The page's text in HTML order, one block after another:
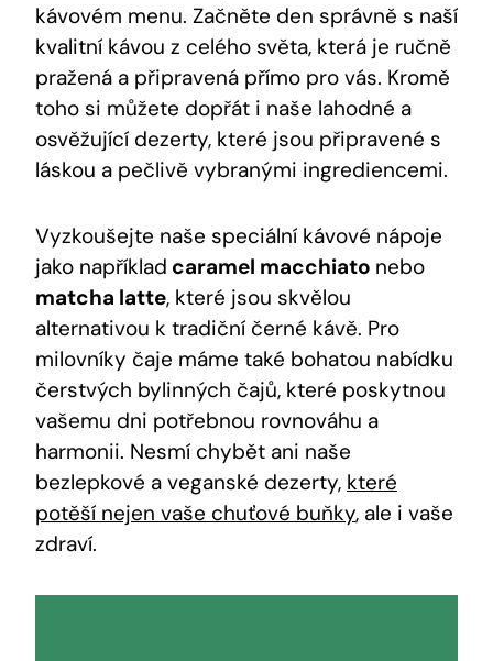
kávovém menu. Začněte den správně s naší
kvalitní kávou z celého světa, která je ručně
pražená a připravená přímo pro vás. Kromě
toho si můžete dopřát i naše lahodné a
osvěžující dezerty, které jsou připravené s
láskou a pečlivě vybranými ingrediencemi.
Vyzkoušejte naše speciální kávové nápoje
jako například caramel macchiato nebo
matcha latte, které jsou skvělou
alternativou k tradiční černé kávě. Pro
milovníky čaje máme také bohatou nabídku
čerstvých bylinných čajů, které poskytnou
vašemu dni potřebnou rovnováhu a
harmonii. Nesmí chybět ani naše
bezlepkové a veganské dezerty, které
potěší nejen vaše chuťové buňky, ale i vaše
zdraví.